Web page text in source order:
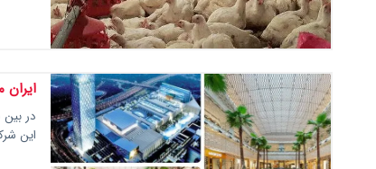
در
این